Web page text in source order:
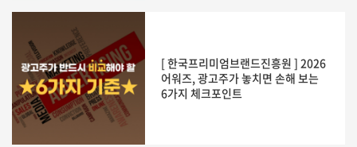
[ 한국프리미엄브랜드진흥원 ] 2026
어워즈, 광고주가 놓치면 손해 보는
6가지 체크포인트